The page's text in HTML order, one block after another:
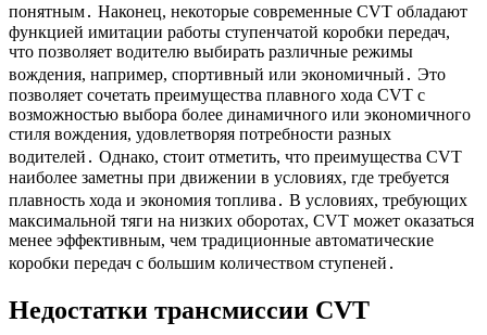
понятным․ Наконец, некоторые современные CVT обладают
функцией имитации работы ступенчатой коробки передач,
что позволяет водителю выбирать различные режимы
вождения, например, спортивный или экономичный․ Это
позволяет сочетать преимущества плавного хода CVT с
возможностью выбора более динамичного или экономичного
стиля вождения, удовлетворяя потребности разных
водителей․ Однако, стоит отметить, что преимущества CVT
наиболее заметны при движении в условиях, где требуется
плавность хода и экономия топлива․ В условиях, требующих
максимальной тяги на низких оборотах, CVT может оказаться
менее эффективным, чем традиционные автоматические
коробки передач с большим количеством ступеней․
Недостатки трансмиссии CVT